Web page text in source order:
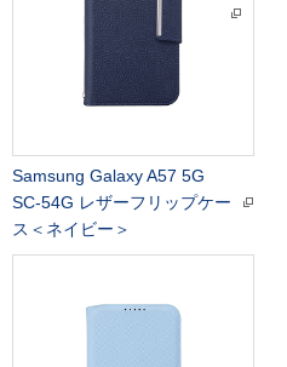
Samsung Galaxy A57 5G
SC-54G レザーフリップケー
ス＜ネイビー＞